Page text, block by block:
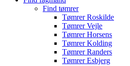
Find tømrer
Tømrer Roskilde
Tømrer Vejle
Tømrer Horsens
Tømrer Kolding
Tømrer Randers
Tømrer Esbjerg